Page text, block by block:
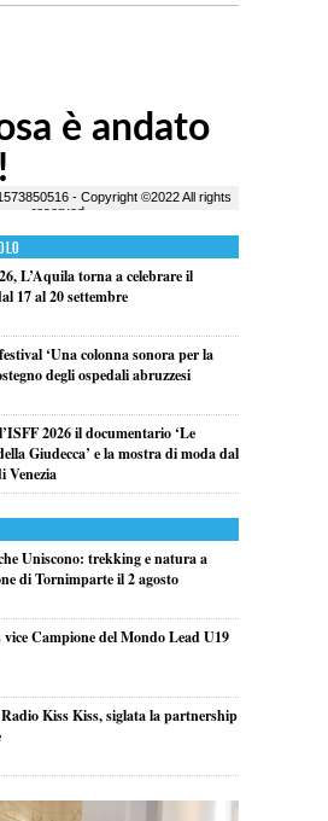
L’Aquila torna a celebrare il
17 al 20 settembre
‘Una colonna sonora per la
degli ospedali abruzzesi
2026 il documentario ‘Le
Giudecca’ e la mostra di moda dal
Venezia
Uniscono: trekking e natura a
di Tornimparte il 2 agosto
vice Campione del Mondo Lead U19
Kiss Kiss, siglata la partnership